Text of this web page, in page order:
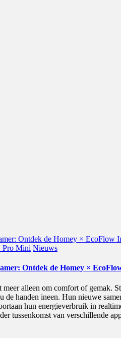
Pro Mini Nieuws
Ontdek de Homey ×
alleen om comfort of gemak.
handen ineen. Hun nieuwe
hun energieverbruik in
tussenkomst van verschillende